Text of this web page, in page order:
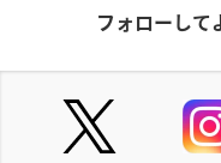
フォローして